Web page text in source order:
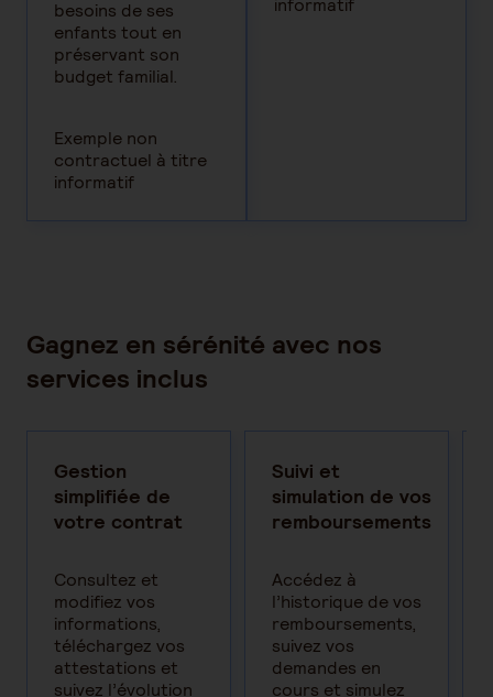
besoins de ses
enfants tout en
préservant son
budget familial.
Exemple non
contractuel à titre
informatif
informatif
Gagnez en sérénité avec nos
services inclus
Gestion
simplifiée de
votre contrat
Consultez et
modifiez vos
informations,
téléchargez vos
attestations et
suivez l’évolution
Suivi et
simulation de vos
remboursements
Accédez à
l’historique de vos
remboursements,
suivez vos
demandes en
cours et simulez